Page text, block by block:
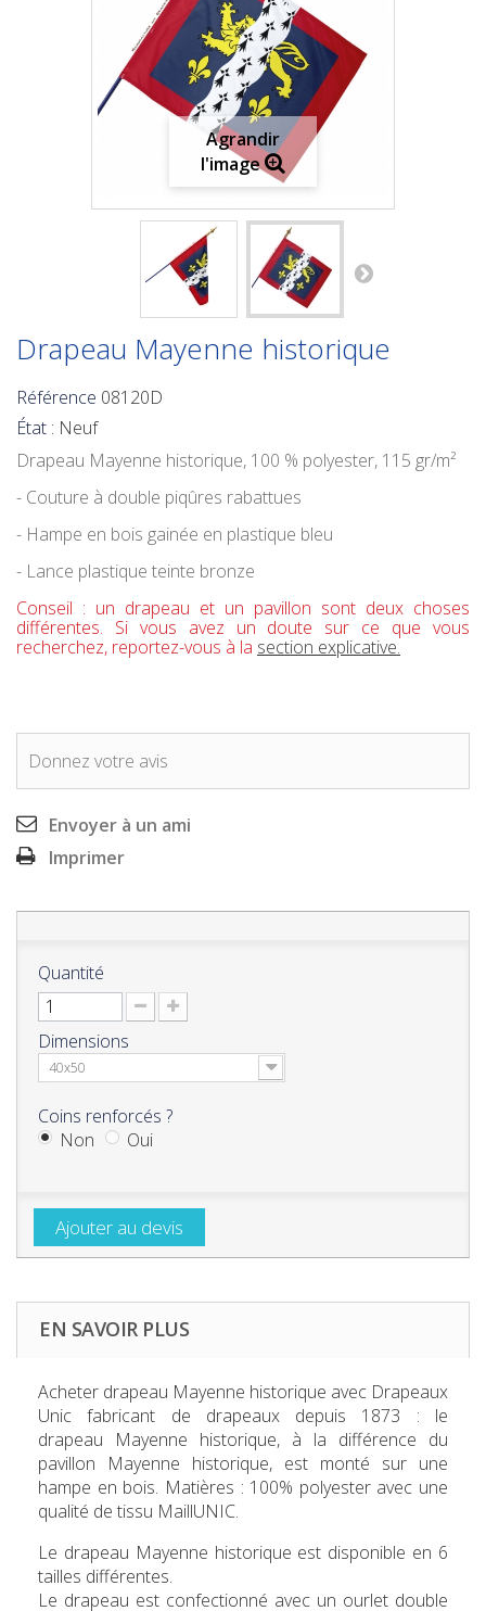
Agrandir
l'image
Drapeau Mayenne historique
Référence 08120D
État : Neuf
Drapeau Mayenne historique, 100 % polyester, 115 gr/m²
- Couture à double piqûres rabattues
- Hampe en bois gainée en plastique bleu
- Lance plastique teinte bronze
Conseil : un drapeau et un pavillon sont deux choses
différentes. Si vous avez un doute sur ce que vous
recherchez, reportez-vous à la section explicative.
Donnez votre avis
Envoyer à un ami
Imprimer
Quantité
Dimensions
40x50
Coins renforcés ?
Non
Oui
Ajouter au devis
EN SAVOIR PLUS
Acheter drapeau Mayenne historique avec Drapeaux
Unic fabricant de drapeaux depuis 1873 : le
drapeau Mayenne historique, à la différence du
pavillon Mayenne historique, est monté sur une
hampe en bois. Matières : 100% polyester avec une
qualité de tissu MaillUNIC.
Le drapeau Mayenne historique est disponible en 6
tailles différentes.
Le drapeau est confectionné avec un ourlet double